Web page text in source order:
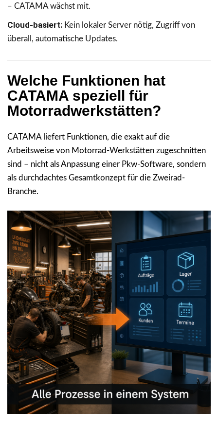
– CATAMA wächst mit.
Cloud-basiert: Kein lokaler Server nötig, Zugriff von
überall, automatische Updates.
Welche Funktionen hat
CATAMA speziell für
Motorradwerkstätten?
CATAMA liefert Funktionen, die exakt auf die
Arbeitsweise von Motorrad-Werkstätten zugeschnitten
sind – nicht als Anpassung einer Pkw-Software, sondern
als durchdachtes Gesamtkonzept für die Zweirad-
Branche.